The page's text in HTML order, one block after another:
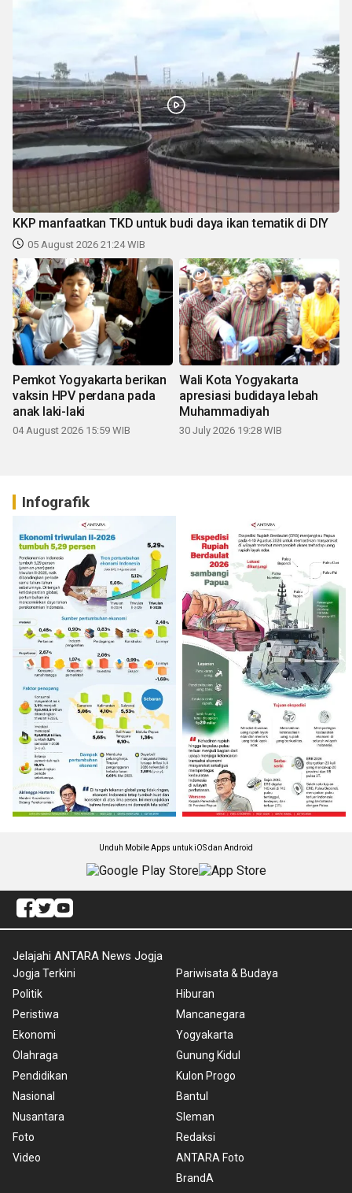
KKP manfaatkan TKD untuk budi daya ikan tematik di DIY
05 August 2026 21:24 WIB
Pemkot Yogyakarta berikan
vaksin HPV perdana pada
anak laki-laki
04 August 2026 15:59 WIB
Wali Kota Yogyakarta
apresiasi budidaya lebah
Muhammadiyah
30 July 2026 19:28 WIB
Infografik
Unduh Mobile Apps untuk iOS dan Android
Jelajahi ANTARA News Jogja
Jogja Terkini
Politik
Peristiwa
Ekonomi
Olahraga
Pendidikan
Nasional
Nusantara
Foto
Video
Pariwisata & Budaya
Hiburan
Mancanegara
Yogyakarta
Gunung Kidul
Kulon Progo
Bantul
Sleman
Redaksi
ANTARA Foto
BrandA